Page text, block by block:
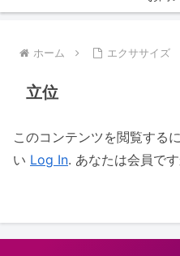
ホーム エクササイズ
立位
このコンテンツを閲覧する
い Log In. あなたは会員で